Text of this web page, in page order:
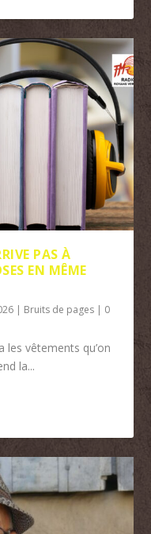
PAS À
EN MÊME
| Bruits de pages | 0
les vêtements qu’on
la...